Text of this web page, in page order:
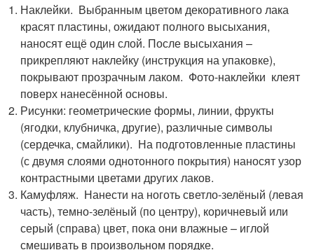
Наклейки. Выбранным цветом декоративного лака
красят пластины, ожидают полного высыхания,
наносят ещё один слой. После высыхания –
прикрепляют наклейку (инструкция на упаковке),
покрывают прозрачным лаком. Фото-наклейки клеят
поверх нанесённой основы.
Рисунки: геометрические формы, линии, фрукты
(ягодки, клубничка, другие), различные символы
(сердечка, смайлики). На подготовленные пластины
(с двумя слоями однотонного покрытия) наносят узор
контрастными цветами других лаков.
Камуфляж. Нанести на ноготь светло-зелёный (левая
часть), темно-зелёный (по центру), коричневый или
серый (справа) цвет, пока они влажные – иглой
смешивать в произвольном порядке.